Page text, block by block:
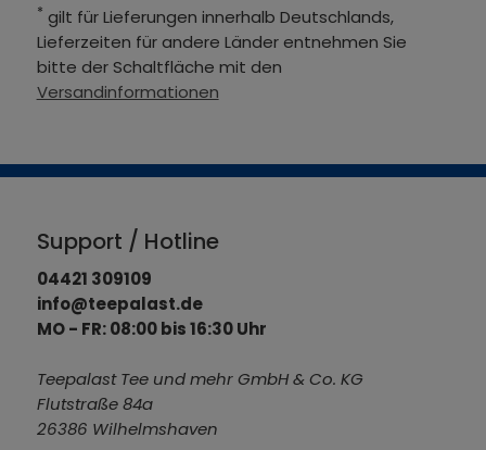
* gilt für Lieferungen innerhalb Deutschlands,
Lieferzeiten für andere Länder entnehmen Sie
bitte der Schaltfläche mit den
Versandinformationen
Support / Hotline
04421 309109
info@teepalast.de
MO - FR: 08:00 bis 16:30 Uhr
Teepalast Tee und mehr GmbH & Co. KG
Flutstraße 84a
26386 Wilhelmshaven